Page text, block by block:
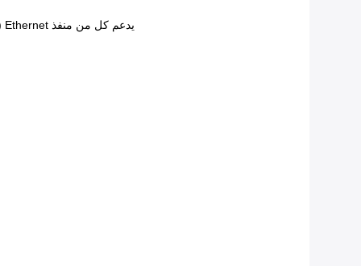
يدعم كل من منفذ Ethernet (للتبديل) وميناء PoE Out (إلى جهاز PoE) 10/100/1000Base-T ومتوافق مع IEEE 802.3ab. منفذ PoE Out متوافق أيضًا مع IEEE 802.3 at.